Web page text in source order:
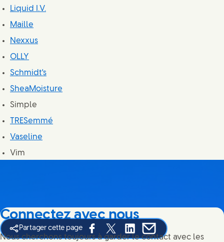
Liquid I.V.
Maille
Nexxus
OLLY
Schmidt's
SheaMoisture
Simple
TRESemmé
Vaseline
Vim
Partager cette page
Share this page on Facebook
Share this page on X
Share this page on Linked
Share this page on E-
Connectez avec nous
Nous cherchons toujours à garder le contact avec les